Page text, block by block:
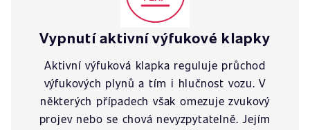
Vypnutí aktivní výfukové klapky
Aktivní výfuková klapka reguluje průchod
výfukových plynů a tím i hlučnost vozu. V
některých případech však omezuje zvukový
projev nebo se chová nevyzpytatelně. Jejím